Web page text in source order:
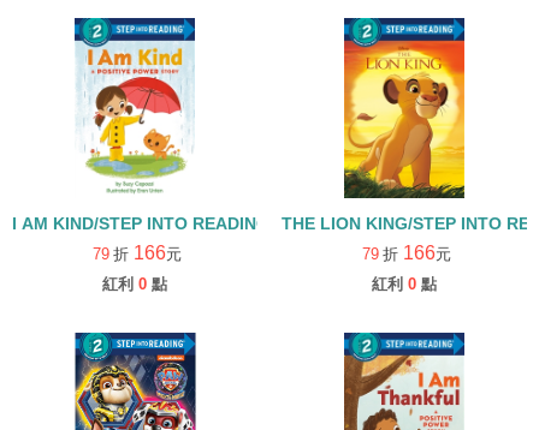
I AM KIND/STEP INTO READING/LEVEL 2
79 折 166元
紅利 0 點
THE LION KING/STEP INTO
79 折 166元
紅利 0 點